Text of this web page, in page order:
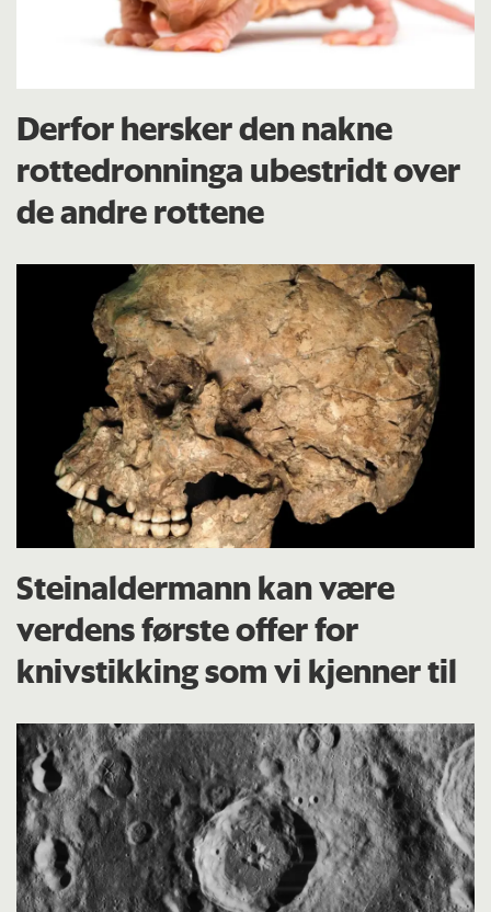
Derfor hersker den nakne
rottedronninga ubestridt over
de andre rottene
Steinaldermann kan være
verdens første offer for
knivstikking som vi kjenner til